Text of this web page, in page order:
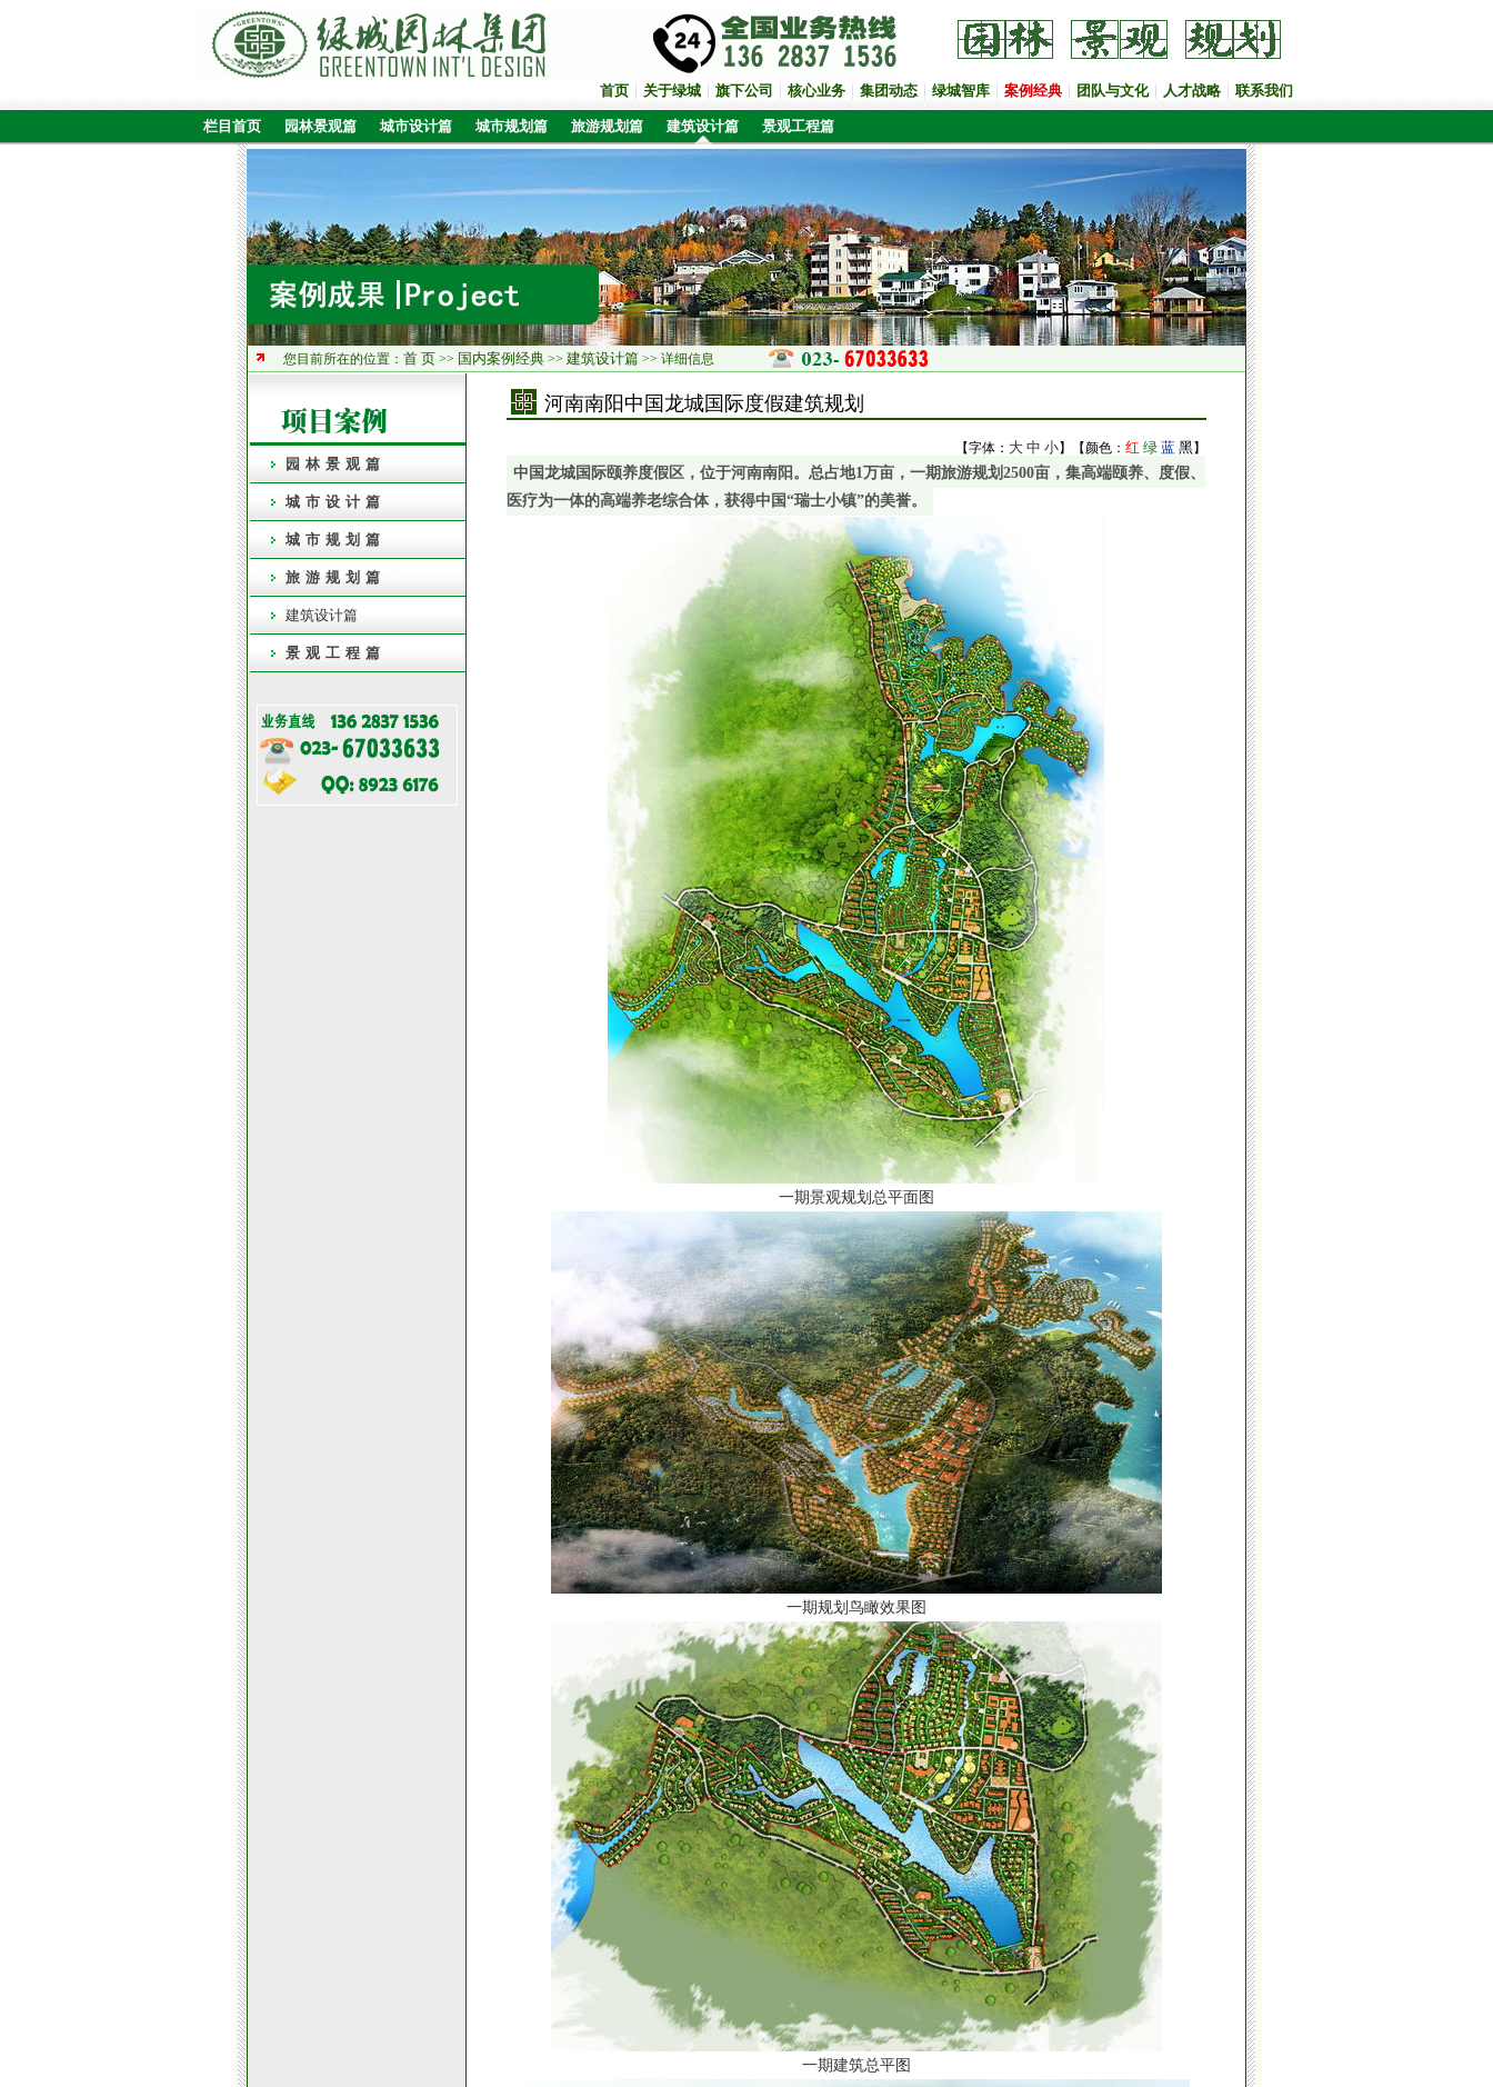
首页 关于绿城 旗下公司 核心业务 集团动态 绿城智库 案例经典 团队与文化 人才战略 联系我们
栏目首页 园林景观篇 城市设计篇 城市规划篇 旅游规划篇 建筑设计篇 景观工程篇
您目前所在的位置： 首 页 >> 国内案例经典 >> 建筑设计篇 >> 详细信息
园林景观篇
城市设计篇
城市规划篇
旅游规划篇
建筑设计篇
景观工程篇
河南南阳中国龙城国际度假建筑规划
【字体： 大 中 小】【颜色： 红 绿 蓝 黑】
中国龙城国际颐养度假区，位于河南南阳。总占地1万亩，一期旅游规划2500亩，集高端颐养、度假、
医疗为一体的高端养老综合体，获得中国“瑞士小镇”的美誉。
一期景观规划总平面图
一期规划鸟瞰效果图
一期建筑总平图